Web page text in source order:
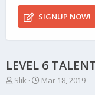
SIGNUP NOW!
LEVEL 6
T
Slik
S
Mar 18, 2019